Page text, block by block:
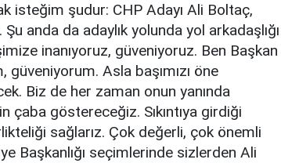
isteğim şudur: CHP Adayı Ali Boltaç,
anda da adaylık yolunda yol arkadaşlığı
inanıyoruz, güveniyoruz. Ben Başkan
güveniyorum. Asla başımızı öne
Biz de her zaman onun yanında
çaba göstereceğiz. Sıkıntıya girdiği
sağlarız. Çok değerli, çok önemli
Başkanlığı seçimlerinde sizlerden Ali